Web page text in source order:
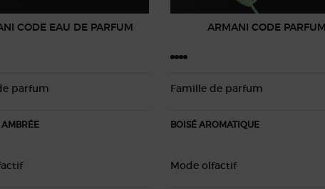
CODE EAU DE PARFUM
parfum
AMBRÉE
ARMANI CODE PARFUM
Famille de parfum
BOISÉ AROMATIQUE
Mode olfactif